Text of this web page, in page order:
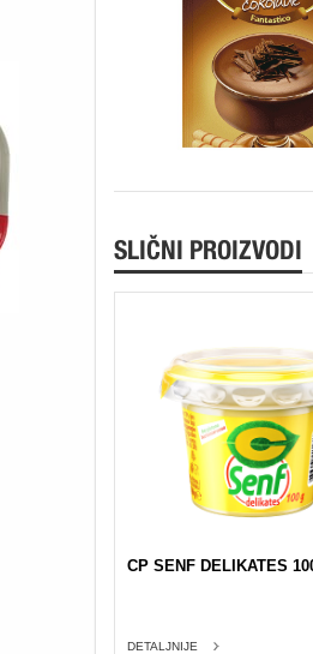
SLIČNI PROIZVODI
CP SENF DELIKATES
DETALJNIJE